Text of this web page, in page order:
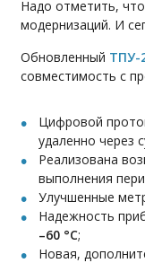
Надо отметить, что
модернизаций. И
Обновленный ТПУ-
совместимость с
Цифровой
удаленно через
Реализована
выполнения
Улучшенные
Надежность
–60 °С;
Новая,